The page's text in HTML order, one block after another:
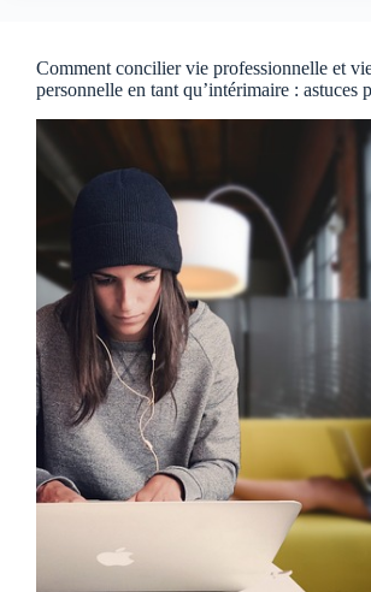
Comment concilier vie professionnelle et
personnelle en tant qu’intérimaire : astuces